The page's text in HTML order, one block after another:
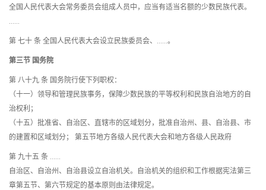
全国人民代表大会常务委员会组成人员中，应当有适当名额的少数民族代表。
……
第 七十 条 全国人民代表大会设立民族委员会、……。
第三节 国务院
第 八十九 条 国务院行使下列职权：
（十一）领导和管理民族事务，保障少数民族的平等权利和民族自治地方的自
治权利；
（十五）批准省、自治区、直辖市的区域划分，批准自治州、县、自治县、市
的建置和区域划分； 第五节地方各级人民代表大会和地方各级人民政府
第 九十五 条 ……
自治区、自治州、自治县设立自治机关。自治机关的组织和工作根据宪法第三
章第五节、第六节规定的基本原则由法律规定。